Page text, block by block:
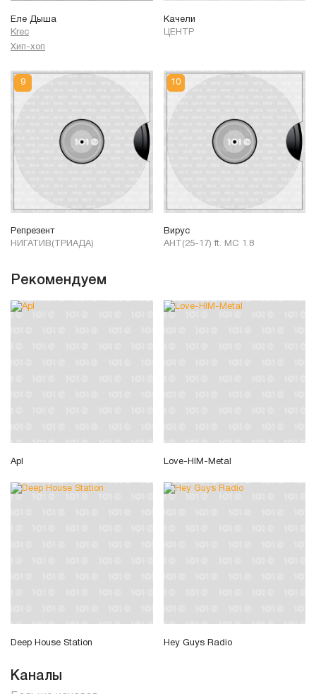
Еле Дыша
Krec
Хип-хоп
Качели
ЦЕНТР
Репрезент
НИГАТИВ(ТРИАДА)
Вирус
АНТ(25-17) ft. MC 1.8
Рекомендуем
Apl Love-HIM-Metal
Deep House Station Hey Guys Radio
Каналы